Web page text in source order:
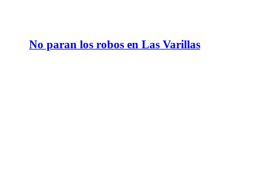
No paran los robos en Las Varillas